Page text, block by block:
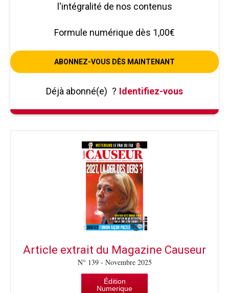
l'intégralité de nos contenus
Formule numérique dès 1,00€
ABONNEZ-VOUS DÈS MAINTENANT
Déjà abonné(e) ? Identifiez-vous
Article extrait du Magazine Causeur
N° 139 - Novembre 2025
Édition
Numerique